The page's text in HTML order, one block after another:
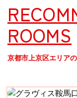
ROOMS
京都市上京区エリア